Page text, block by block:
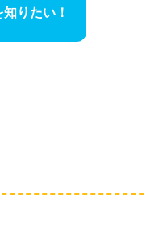
りたい！